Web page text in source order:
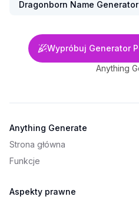
Dragonborn Name Generator
Wypróbuj Generator
Anything
Anything Generate
Strona główna
Funkcje
Aspekty prawne